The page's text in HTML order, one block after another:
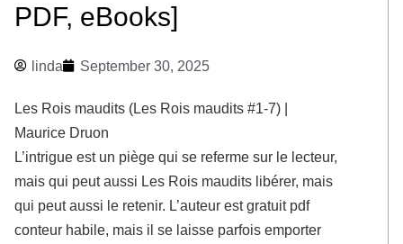
PDF, eBooks]
linda September 30, 2025
Les Rois maudits (Les Rois maudits #1-7) |
Maurice Druon
L’intrigue est un piège qui se referme sur le lecteur,
mais qui peut aussi Les Rois maudits libérer, mais
qui peut aussi le retenir. L’auteur est gratuit pdf
conteur habile, mais il se laisse parfois emporter